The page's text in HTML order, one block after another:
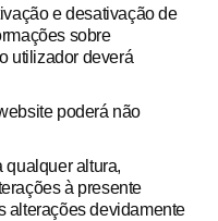
e desativação de
sobre
utilizador deverá
poderá não
qualquer altura,
à presente
alterações devidamente